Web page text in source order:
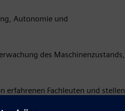
Autonomie und
des Maschinenzustands,
erfahrenen Fachleuten und stellen
Arbeitern und Maschinen